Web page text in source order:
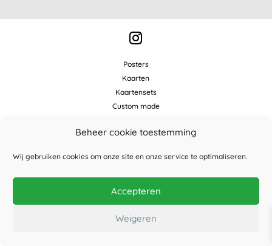
Beheer cookie toestemming
Wij gebruiken cookies om onze site en onze service te optimaliseren.
Accepteren
Weigeren
Posters
Kaarten
Kaartensets
Custom made
Contact
Wholesale
Contact|Voorwaarden